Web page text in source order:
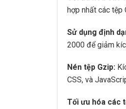
hợp nhất các tệp
Sử dụng định
2000 để giảm
Nén tệp Gzip:
CSS, và
Tối ưu hóa các